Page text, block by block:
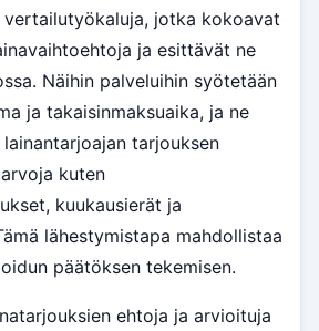
jotka kokoavat
ja esittävät ne
Näihin palveluihin syötetään
ja takaisinmaksuaika, ja ne
tarjouksen
kuten
kuukausierät ja
lähestymistapa mahdollistaa
päätöksen tekemisen.
ehtoja ja arvioituja